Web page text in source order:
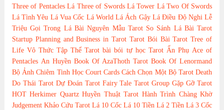
Three of Pentacles Lá Three of Swords Lá Tower Lá Two Of Swords
Lá Tình Yêu Lá Vua Cốc Lá World Lá Ách Gậy Lá Điều Độ Nghi Lễ
Triệu Gọi Trong Lá Bài Nguyên Mẫu Tarot So Sánh Lá Bài Tarot
Startup Planning and Business in Tarot Tarot Bói Bài Tarot Tree of
Life Vô Thức Tập Thể Tarot bài bói tự học Tarot Ẩn Phụ Ace of
Pentacles An Huyền Book Of AzaThoth Tarot Book Of Lenormand
Bộ Ảnh Chiêm Tinh Học Court Cards Cách Chọn Một Bộ Tarot Death
Do Thái Tarot Dự Đoán Tarot Fairy Tale Tarot Group Gặp Gỡ Tarot
HOT Herkimer Quartz Huyền Thuật Tarot Hành Trình Chàng Khờ
Judgement Khảo Cứu Tarot Lá 10 Cốc Lá 10 Tiền Lá 2 Tiền Lá 3 Cốc